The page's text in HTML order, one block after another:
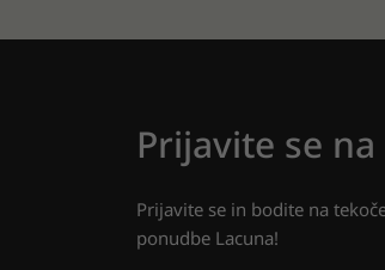
Prijavite se
Prijavite se in bodite na
ponudbe Lacuna!